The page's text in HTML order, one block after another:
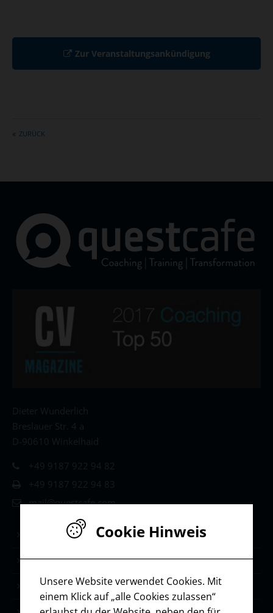
Zur Veranstaltungsankündigung
ZURÜCK
mail@questcafe.com
Life & Leadership Coaching
Stärken-Coaching
Selbstmanagement
Cookie Hinweis
Unsere Website verwendet Cookies. Mit
einem Klick auf „alle Cookies zulassen“